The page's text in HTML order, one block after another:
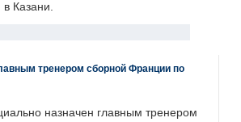
в Казани.
тренером сборной Франции по
назначен главным тренером